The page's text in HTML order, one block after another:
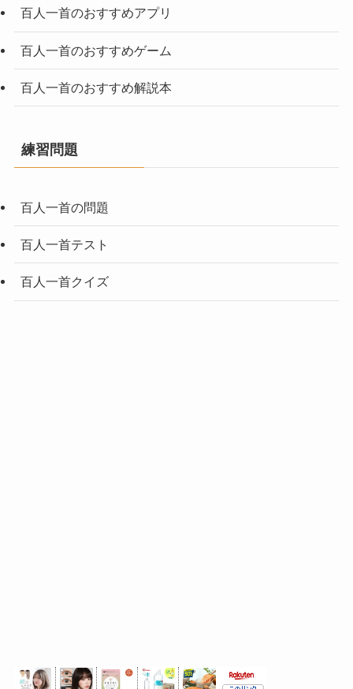
百人一首のおすすめアプリ
百人一首のおすすめゲーム
百人一首のおすすめ解説本
練習問題
百人一首の問題
百人一首テスト
百人一首クイズ